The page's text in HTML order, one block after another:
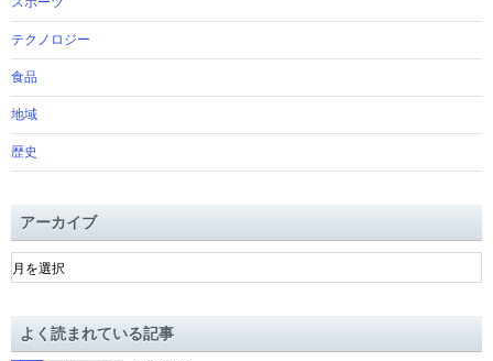
テクノロジー
食品
地域
歴史
アーカイブ
ア
ー
ブよく読まれている記事